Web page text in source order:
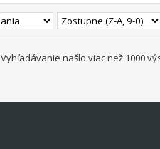
Vyhľadávanie našlo viac než 1000